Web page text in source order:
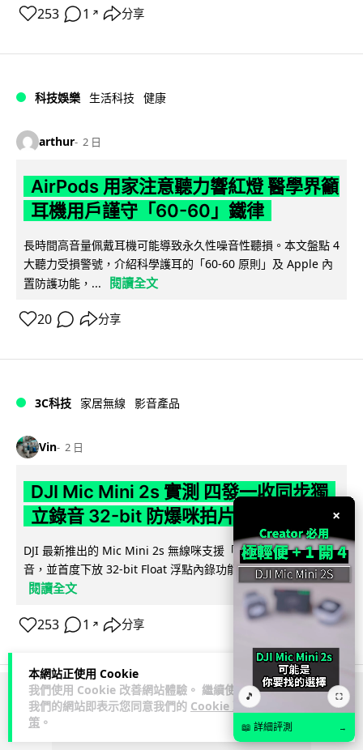
本網站正使用 Cookie
我們使用 Cookie 改善網站體驗。 繼續使用
我們的網站即表示您同意我們的 Cookie 政
策 。
253 1 ↗ 分享
科技娛樂 生活科技 健康
arthur 2 日
AirPods 用家注意聽力響紅燈 醫學界籲
耳機用戶謹守「60-60」鐵律
長時間高音量佩戴耳機可能導致永久性噪音性聽損。本文盤點 4
大聽力受損警號，介紹科學護耳的「60-60 原則」及 Apple 內
置防護功能，...
閱讀全文
20 分享
3C科技 家居無線 影音產品
Vin 2 日
DJI Mic Mini 2s 實測 四發一收同步獨
立錄音 32-bit 防爆咪拍片必備
DJI 最新推出的 Mic Mini 2s 無線咪支援「四發一收」分軌錄
音，並首度下放 32-bit Float 浮點內錄功能。本文經實測其...
閱讀全文
253 1 ↗ 分享
ADVERTISEMENT
×
🎵 ⛶
📖 詳細評測 →